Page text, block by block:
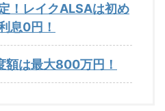
！レイクALSAは初め
息0円！
額は最大800万円！